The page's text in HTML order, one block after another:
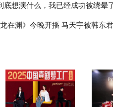
底想演什么，我已经成功被绕晕
龙在渊》今晚开播 马天宇被韩东